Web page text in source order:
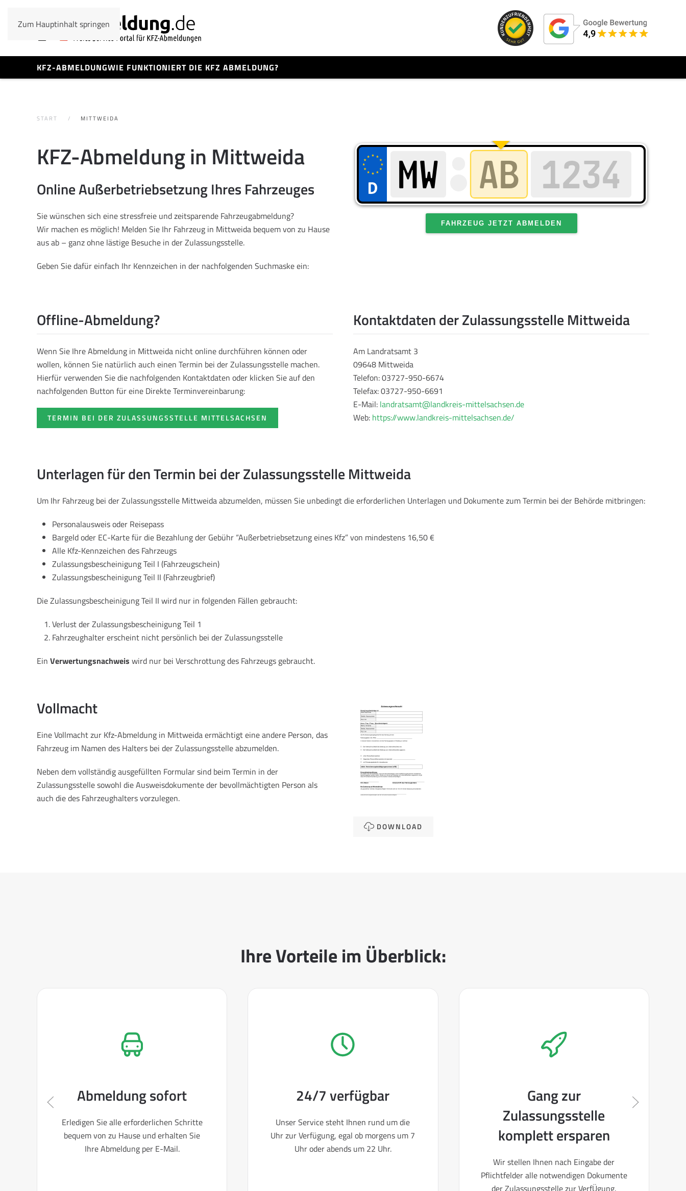
Zum Hauptinhalt springen
KFZ-ABMELDUNGWIE FUNKTIONIERT DIE KFZ ABMELDUNG?
START MITTWEIDA
KFZ-Abmeldung in Mittweida
Online Außerbetriebsetzung Ihres Fahrzeuges
Sie wünschen sich eine stressfreie und zeitsparende Fahrzeugabmeldung?
Wir machen es möglich! Melden Sie Ihr Fahrzeug in Mittweida bequem von zu Hause
aus ab – ganz ohne lästige Besuche in der Zulassungsstelle.
Geben Sie dafür einfach Ihr Kennzeichen in der nachfolgenden Suchmaske ein:
FAHRZEUG JETZT ABMELDEN
Offline-Abmeldung?
Wenn Sie Ihre Abmeldung in Mittweida nicht online durchführen können oder
wollen, können Sie natürlich auch einen Termin bei der Zulassungsstelle machen.
Hierfür verwenden Sie die nachfolgenden Kontaktdaten oder klicken Sie auf den
nachfolgenden Button für eine Direkte Terminvereinbarung:
TERMIN BEI DER ZULASSUNGSSTELLE MITTELSACHSEN
Kontaktdaten der Zulassungsstelle Mittweida
Am Landratsamt 3
09648 Mittweida
Telefon: 03727-950-6674
Telefax: 03727-950-6691
E-Mail: landratsamt@landkreis-mittelsachsen.de
Web: https://www.landkreis-mittelsachsen.de/
Unterlagen für den Termin bei der Zulassungsstelle Mittweida
Um Ihr Fahrzeug bei der Zulassungsstelle Mittweida abzumelden, müssen Sie unbedingt die erforderlichen Unterlagen und Dokumente zum Termin bei der Behörde mitbringen:
Personalausweis oder Reisepass
Bargeld oder EC-Karte für die Bezahlung der Gebühr “Außerbetriebsetzung eines Kfz” von mindestens 16,50 €
Alle Kfz-Kennzeichen des Fahrzeugs
Zulassungsbescheinigung Teil I (Fahrzeugschein)
Zulassungsbescheinigung Teil II (Fahrzeugbrief)
Die Zulassungsbescheinigung Teil II wird nur in folgenden Fällen gebraucht:
Verlust der Zulassungsbescheinigung Teil 1
Fahrzeughalter erscheint nicht persönlich bei der Zulassungsstelle
Ein Verwertungsnachweis wird nur bei Verschrottung des Fahrzeugs gebraucht.
Vollmacht
Eine Vollmacht zur Kfz-Abmeldung in Mittweida ermächtigt eine andere Person, das
Fahrzeug im Namen des Halters bei der Zulassungsstelle abzumelden.
Neben dem vollständig ausgefüllten Formular sind beim Termin in der
Zulassungsstelle sowohl die Ausweisdokumente der bevollmächtigten Person als
auch die des Fahrzeughalters vorzulegen.
DOWNLOAD
Ihre Vorteile im Überblick:
Abmeldung sofort
Erledigen Sie alle erforderlichen Schritte
bequem von zu Hause und erhalten Sie
Ihre Abmeldung per E-Mail.
24/7 verfügbar
Unser Service steht Ihnen rund um die
Uhr zur Verfügung, egal ob morgens um 7
Uhr oder abends um 22 Uhr.
Gang zur
Zulassungsstelle
komplett ersparen
Wir stellen Ihnen nach Eingabe der
Pflichtfelder alle notwendigen Dokumente
der Zulassungsstelle zur VerfÜgung.